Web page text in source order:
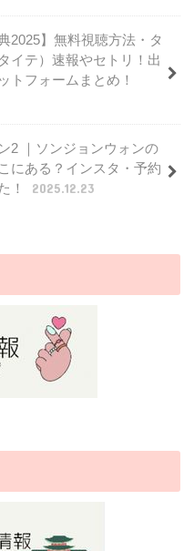
2025】無料視聴方法・タ
イテ）速報やセトリ！出
トフォームまとめ！
2 ｜ソンジョンウォンの
にある？インスタ・予約
！
2025.12.23